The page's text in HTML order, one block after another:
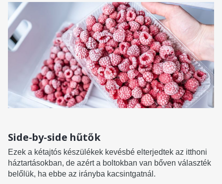
Side-by-side hűtők
Ezek a kétajtós készülékek kevésbé elterjedtek az itthoni
háztartásokban, de azért a boltokban van bőven választék
belőlük, ha ebbe az irányba kacsintgatnál.